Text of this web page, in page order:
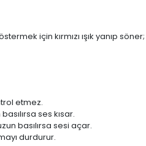
için kırmızı ışık yanıp
etmez.
ses kısar.
basılırsa sesi açar.
durdurur.